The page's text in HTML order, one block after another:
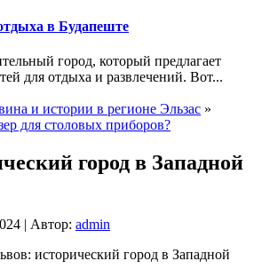
в Будапеште
город, который предлагает
для отдыха и развлечений. Вот...
и истории в регионе Эльзас »
для столовых приборов?
город в Западной
| Автор: admin